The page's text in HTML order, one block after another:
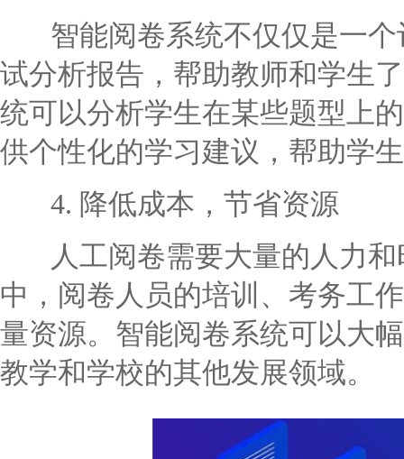
智能阅卷系统不仅仅是一个
试分析报告，帮助教师和学生
统可以分析学生在某些题型上
供个性化的学习建议，帮助学
4. 降低成本，节省资源
人工阅卷需要大量的人力和
中，阅卷人员的培训、考务工
量资源。智能阅卷系统可以大
教学和学校的其他发展领域。